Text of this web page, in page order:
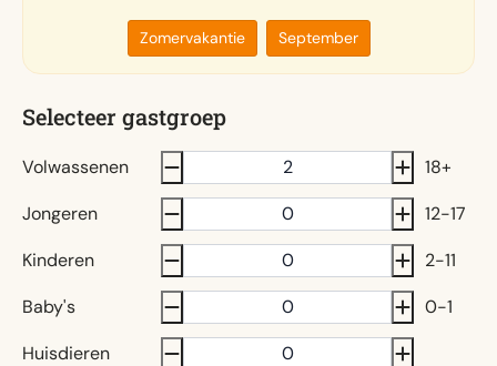
Zomervakantie September
Selecteer gastgroep
Volwassenen
18+
Jongeren
12-17
Kinderen
2-11
Baby's
0-1
Huisdieren